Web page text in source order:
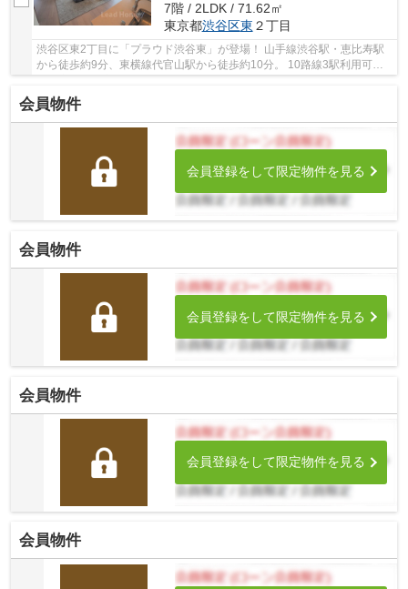
7階 / 2LDK / 71.62㎡
東京都渋谷区東 ２丁目
渋谷区東2丁目に「プラウド渋谷東」が登場！ 山手線渋谷駅・恵比寿駅
から徒歩約9分、東横線代官山駅から徒歩約10分。 10路線3駅利用可能
会員物件
会員登録をして限定物件を見る
会員物件
会員登録をして限定物件を見る
会員物件
会員登録をして限定物件を見る
会員物件